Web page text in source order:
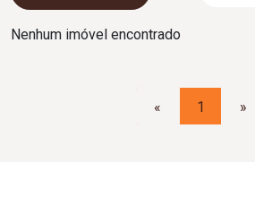
Nenhum imóvel encontrado
« 1 »